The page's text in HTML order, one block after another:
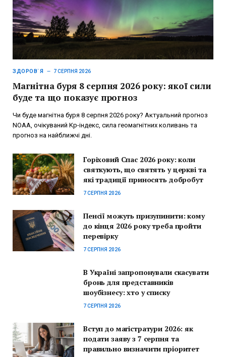
ЗДОРОВ`Я 7 СЕРПНЯ 2026
Магнітна буря 8 серпня 2026 року: якої сили
буде та що показує прогноз
Чи буде магнітна буря 8 серпня 2026 року? Актуальний прогноз
NOAA, очікуваний Kp-індекс, сила геомагнітних коливань та
прогноз на найближчі дні.
Горіховий Спас 2026 року: коли
святкують, що святять у церкві та
які традиції приносять добробут
7 СЕРПНЯ 2026
Пенсії можуть призупинити: кому
до кінця 2026 року треба пройти
перевірку
7 СЕРПНЯ 2026
В Україні запропонували скасувати
бронь для представників
шоубізнесу: хто у списку
7 СЕРПНЯ 2026
Вступ до магістратури 2026: як
подати заяву з 7 серпня та
правильно визначити пріоритет